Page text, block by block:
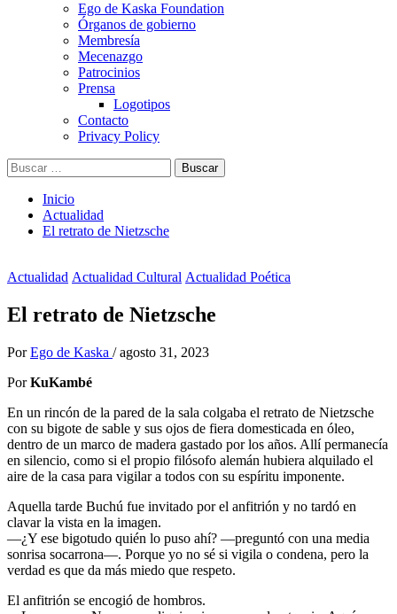
Ego de Kaska Foundation
Órganos de gobierno
Membresía
Mecenazgo
Patrocinios
Prensa
Logotipos
Contacto
Privacy Policy
Buscar:
Inicio
Actualidad
El retrato de Nietzsche
Actualidad Actualidad Cultural Actualidad Poética
El retrato de Nietzsche
Por Ego de Kaska / agosto 31, 2023
PorKuKambé
En un rincón de la pared de la sala colgaba el retrato de Nietzsche
con su bigote de sable y sus ojos de fiera domesticada en óleo,
dentro de un marco de madera gastado por los años. Allí permanecía
en silencio, como si el propio filósofo alemán hubiera alquilado el
aire de la casa para vigilar a todos con su espíritu imponente.
Aquella tarde Buchú fue invitado por el anfitrión y no tardó en
clavar la vista en la imagen.
—¿Y ese bigotudo quién lo puso ahí? —preguntó con una media
sonrisa socarrona—. Porque yo no sé si vigila o condena, pero la
verdad es que da más miedo que respeto.
El anfitrión se encogió de hombros.